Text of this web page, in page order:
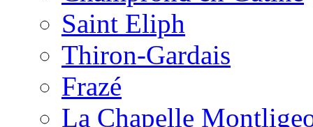
Saint Eliph
Thiron-Gardais
Frazé
La Chapelle